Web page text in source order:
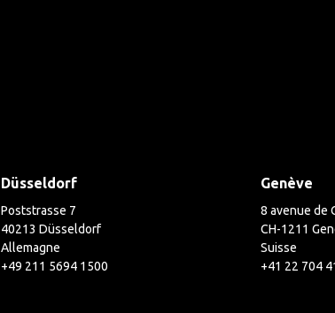
Düsseldorf
Poststrasse 7
40213 Düsseldorf
Allemagne
+49 211 5694 1500
Genève
8 avenue de
CH-1211
Suisse
+41 22 704